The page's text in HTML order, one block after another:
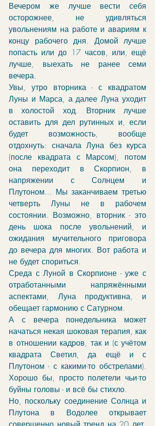
Вечером же лучше вести себя
осторожнее, не удивляться
увольнениям на работе и авариям к
концу рабочего дня. Домой лучше
попасть или до 17 часов, или, ещё
лучше, выехать не ранее семи
вечера.
Увы, утро вторника - с квадратом
Луны и Марса, а далее Луна уходит
в холостой ход. Вторник лучше
оставить для дел рутинных и, если
будет возможность, вообще
отдохнуть: сначала Луна без курса
(после квадрата с Марсом), потом
она переходит в Скорпион, в
напряжении с Солнцем и
Плутоном... Мы заканчиваем третью
четверть Луны не в рабочем
состоянии. Возможно, вторник - это
день шока после увольнений, и
ожидания мучительного приговора
до вечера для многих. Вот работа и
не будет спориться.
Среда с Луной в Скорпионе - уже с
отработанными напряжёнными
аспектами, Луна продуктивна, и
обещает гармонию с Сатурном.
А с вечера понедельника может
начаться некая шоковая терапия, как
в отношении кадров, так и (с учётом
квадрата Светил, да ещё и с
Плутоном - с какими-то обстрелами).
Хорошо бы, просто полетели чьи-то
буйны головы - и всё бы стихло.
Но, поскольку соединение Солнца и
Плутона в Водолее открывает